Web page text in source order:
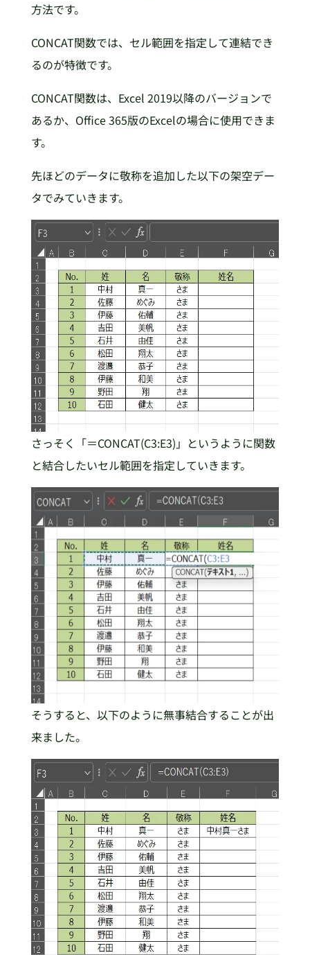
方法です。
CONCAT関数では、セル範囲を指定して連結でき
るのが特徴です。
CONCAT関数は、Excel 2019以降のバージョンで
あるか、Office 365版のExcelの場合に使用できま
す。
先ほどのデータに敬称を追加した以下の架空デー
タでみていきます。
さっそく「＝CONCAT(C3:E3)」というように関数
と結合したいセル範囲を指定していきます。
そうすると、以下のように無事結合することが出
来ました。